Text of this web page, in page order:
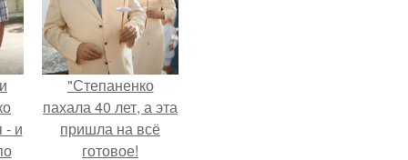
- и
"Степаненко
пахала 40 лет, а эта
пришла на всё
готовое!